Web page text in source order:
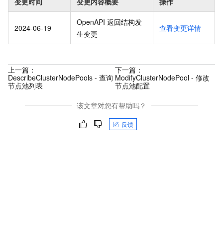
2024-06-19
OpenAPI 返回结构发
生变更
查看变更详情
上一篇：
DescribeClusterNodePools - 查询
节点池列表
下一篇：
ModifyClusterNodePool - 修改
节点池配置
该文章对您有帮助吗？
反馈